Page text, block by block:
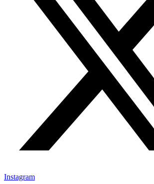
Instagram